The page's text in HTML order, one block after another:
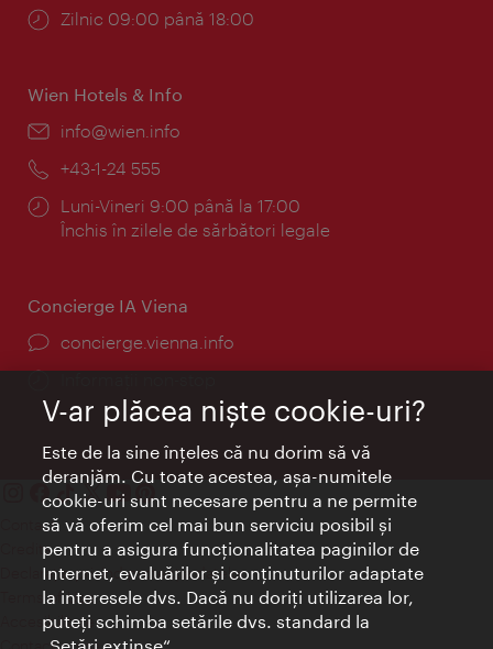
Program:
Zilnic 09:00 până 18:00
Wien Hotels & Info
E-
info@wien.info
Telefon:
+43-1-24 555
Program:
Luni-Vineri 9:00 până la 17:00
Închis în zilele de sărbători legale
Concierge IA Viena
concierge.vienna.info
Contact
Credits
Declaraţie privind protecţia datelor
Terms of Use
Accesibilitate
V-ar plăcea nişte cookie-uri?
Este de la sine înţeles că nu dorim să vă
deranjăm. Cu toate acestea, aşa-numitele
cookie-uri sunt necesare pentru a ne permite
să vă oferim cel mai bun serviciu posibil şi
pentru a asigura funcţionalitatea paginilor de
Internet, evaluărilor şi conţinuturilor adaptate
la interesele dvs. Dacă nu doriţi utilizarea lor,
puteţi schimba setările dvs. standard la